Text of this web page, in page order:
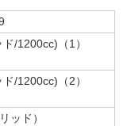
/1200cc)（1）
/1200cc)（2）
ッド）